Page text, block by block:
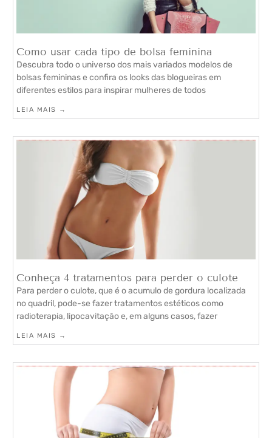
Como usar cada tipo de bolsa feminina
Descubra todo o universo dos mais variados modelos de
bolsas femininas e confira os looks das blogueiras em
diferentes estilos para inspirar mulheres de todos
LEIA MAIS →
Conheça 4 tratamentos para perder o culote
Para perder o culote, que é o acumulo de gordura localizada
no quadril, pode-se fazer tratamentos estéticos como
radioterapia, lipocavitação e, em alguns casos, fazer
LEIA MAIS →